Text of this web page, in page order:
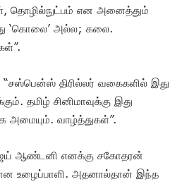
தொழில்நுட்பம் என அனைத்தும்
‘கொலை’ அல்ல; கலை.
திரில்லர் வகைகளில் இது
தமிழ் சினிமாவுக்கு இது
அமையும். வாழ்த்துகள்”.
ஆண்டனி எனக்கு சகோதரன்
உழைப்பாளி. அதனால்தான் இந்த